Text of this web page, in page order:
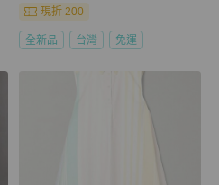
現折 200
全新品 台灣 免運